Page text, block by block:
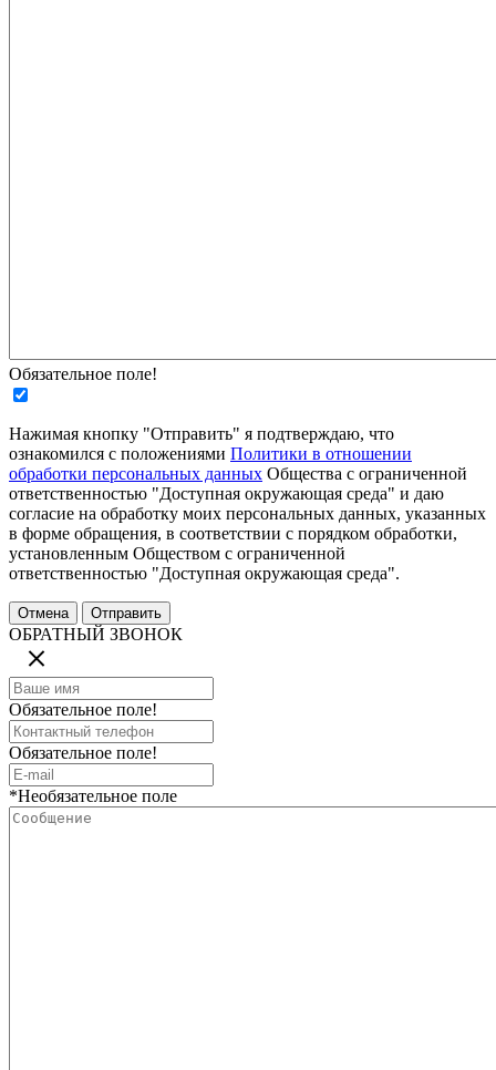
Обязательное поле!
Нажимая кнопку "Отправить" я подтверждаю, что
ознакомился с положениями Политики в отношении
обработки персональных данных Общества с ограниченной
ответственностью "Доступная окружающая среда" и даю
согласие на обработку моих персональных данных, указанных
в форме обращения, в соответствии с порядком обработки,
установленным Обществом с ограниченной
ответственностью "Доступная окружающая среда".
ОБРАТНЫЙ ЗВОНОК
Обязательное поле!
Обязательное поле!
*Необязательное поле